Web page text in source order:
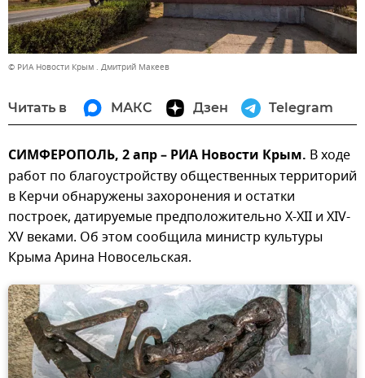
© РИА Новости Крым . Дмитрий Макеев
Читать в МАКС Дзен Telegram
СИМФЕРОПОЛЬ, 2 апр – РИА Новости Крым. В ходе
работ по благоустройству общественных территорий
в Керчи обнаружены захоронения и остатки
построек, датируемые предположительно X-XII и XIV-
XV веками. Об этом сообщила министр культуры
Крыма Арина Новосельская.